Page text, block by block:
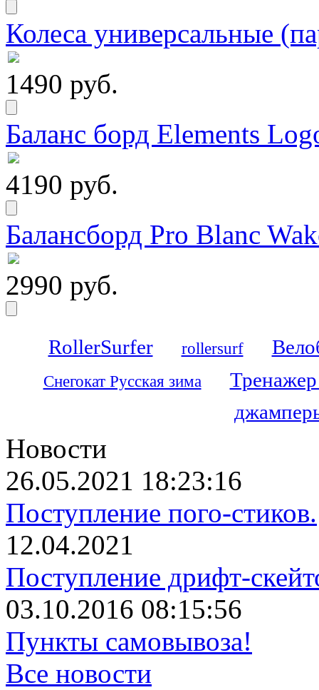
Колеса универсальные
1490 руб.
Баланс борд Elements
4190 руб.
Балансборд Pro Blanc
2990 руб.
RollerSurfer rollersurf
Снегокат Русская зима
Новости
26.05.2021 18:23:16
Поступление пого-стиков.
12.04.2021
Поступление дрифт-
03.10.2016 08:15:56
Пункты самовывоза!
Все новости